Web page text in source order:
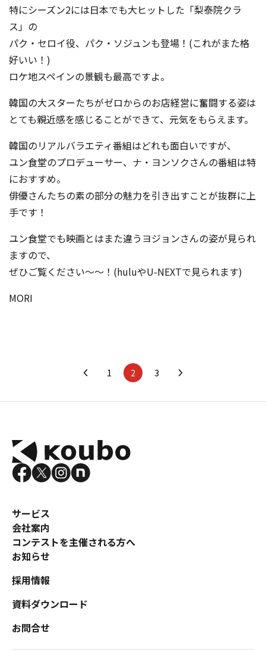
特にシーズン2には日本でも大ヒットした「梨泰院クラ
ス」の
パク・セロイ役、パク・ソジュンも登場！(これがまた格
好いい！)
ロケ地スペインの景観も最高ですよ。
韓国の大スターたちがゼロからのお店経営に奮闘する姿は
とても親近感を感じることができて、元気をもらえます。
韓国のリアルバラエティ番組はどれも面白いですが、
ユン食堂のプロデューサー、ナ・ヨンソクさんの番組は特
におすすめ。
俳優さんたちの素の部分の魅力を引き出すことが抜群に上
手です！
ユン食堂でも映画とはまた違うヨジョンさんの姿が見られ
ますので、
ぜひご覧ください～～！(huluやU-NEXTで見られます)
MORI
1 2 3
サービス
会社案内
コンテストを主催される方へ
お知らせ
採用情報
資料ダウンロード
お問合せ